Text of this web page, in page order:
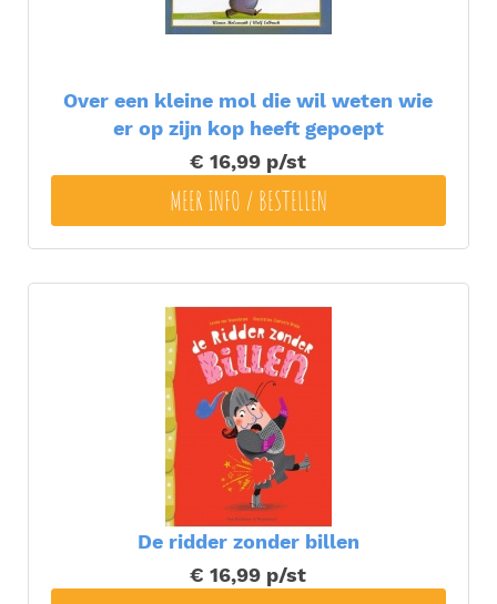
Over een kleine mol die wil weten wie
er op zijn kop heeft gepoept
€ 16,99 p/st
MEER INFO / BESTELLEN
De ridder zonder billen
€ 16,99 p/st